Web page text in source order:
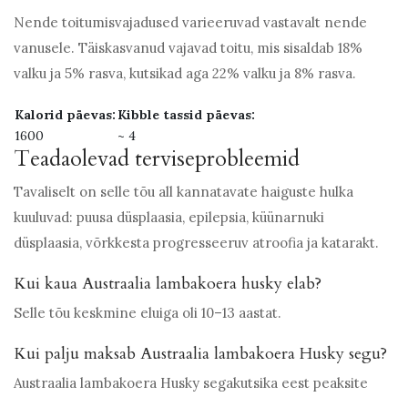
Nende toitumisvajadused varieeruvad vastavalt nende
vanusele. Täiskasvanud vajavad toitu, mis sisaldab 18%
valku ja 5% rasva, kutsikad aga 22% valku ja 8% rasva.
Kalorid päevas: Kibble tassid päevas:
1600
~ 4
Teadaolevad terviseprobleemid
Tavaliselt on selle tõu all kannatavate haiguste hulka
kuuluvad: puusa düsplaasia, epilepsia, küünarnuki
düsplaasia, võrkkesta progresseeruv atroofia ja katarakt.
Kui kaua Austraalia lambakoera husky elab?
Selle tõu keskmine eluiga oli 10–13 aastat.
Kui palju maksab Austraalia lambakoera Husky segu?
Austraalia lambakoera Husky segakutsika eest peaksite